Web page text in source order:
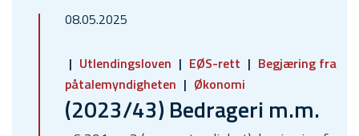
08.05.2025
Utlendingsloven EØS-rett
Begjæring fra
påtalemyndigheten
Økonomi
(2023/43) Bedrageri m.m.